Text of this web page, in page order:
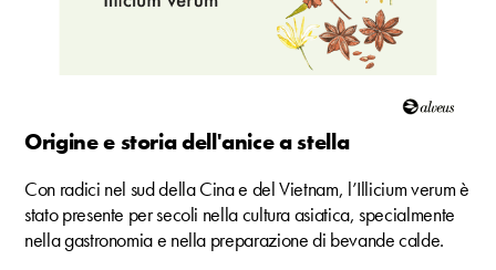
Origine e storia dell'anice a stella
Con radici nel sud della Cina e del Vietnam, l’Illicium verum è
stato presente per secoli nella cultura asiatica, specialmente
nella gastronomia e nella preparazione di bevande calde.